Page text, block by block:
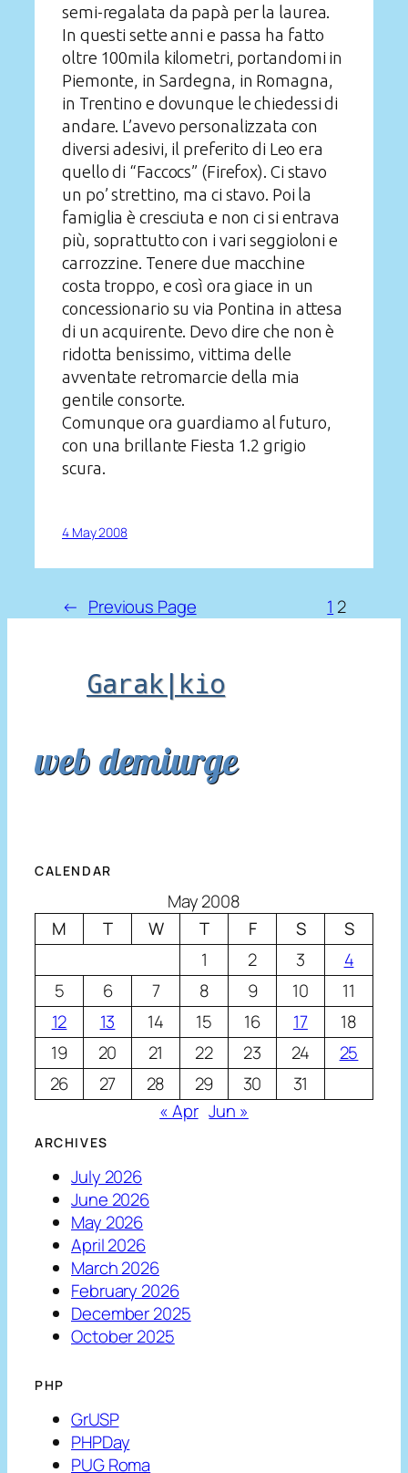
semi-regalata da papà per la laurea.
In questi sette anni e passa ha fatto
oltre 100mila kilometri, portandomi in
Piemonte, in Sardegna, in Romagna,
in Trentino e dovunque le chiedessi di
andare. L’avevo personalizzata con
diversi adesivi, il preferito di Leo era
quello di “Faccocs” (Firefox). Ci stavo
un po’ strettino, ma ci stavo. Poi la
famiglia è cresciuta e non ci si entrava
più, soprattutto con i vari seggioloni e
carrozzine. Tenere due macchine
costa troppo, e così ora giace in un
concessionario su via Pontina in attesa
di un acquirente. Devo dire che non è
ridotta benissimo, vittima delle
avventate retromarcie della mia
gentile consorte.
Comunque ora guardiamo al futuro,
con una brillante Fiesta 1.2 grigio
scura.
4 May 2008
← Previous Page 1 2
Garak|kio
web demiurge
CALENDAR
May 2008
M
T W T F S
S
1
2 3
4
5
6 7 8 9 10
11
12
13 14 15 16 17
18
19
20 21 22 23 24
25
26
27 28 29 30
31
« Apr Jun »
ARCHIVES
July 2026
June 2026
May 2026
April 2026
March 2026
February 2026
December 2025
October 2025
PHP
GrUSP
PHPDay
PUG Roma